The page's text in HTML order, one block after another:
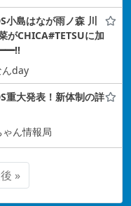
小島はなが雨ノ森 川
がCHICA#TETSUに加
day
重大発表！新体制の詳
ん情報局
»